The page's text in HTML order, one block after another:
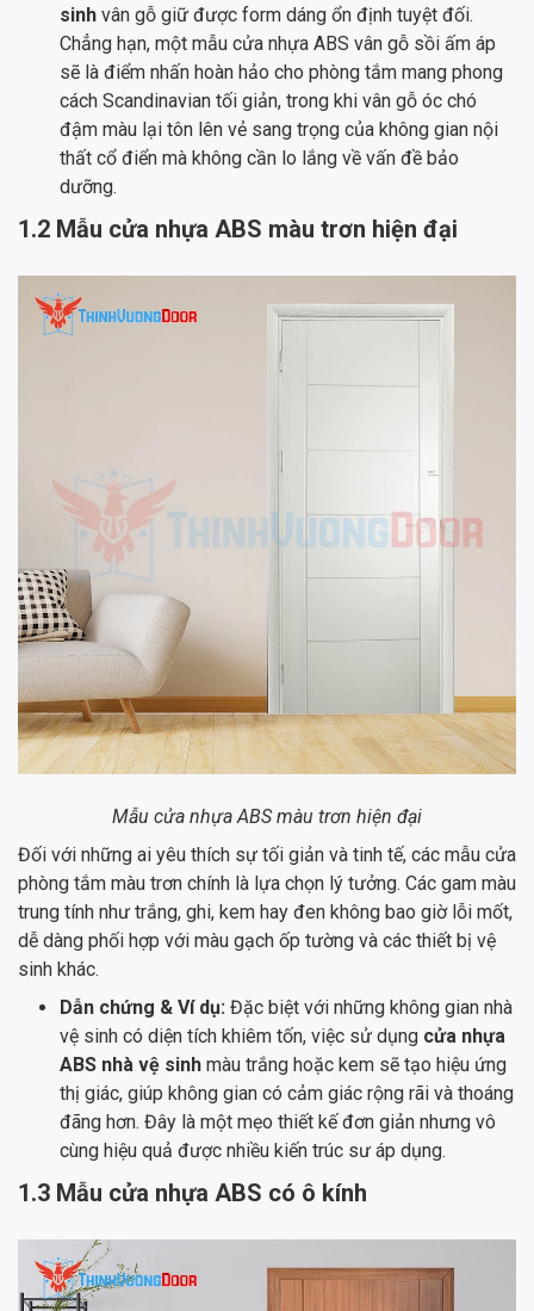
sinh vân gỗ giữ được form dáng ổn định tuyệt đối.
Chẳng hạn, một mẫu cửa nhựa ABS vân gỗ sồi ấm áp
sẽ là điểm nhấn hoàn hảo cho phòng tắm mang phong
cách Scandinavian tối giản, trong khi vân gỗ óc chó
đậm màu lại tôn lên vẻ sang trọng của không gian nội
thất cổ điển mà không cần lo lắng về vấn đề bảo
dưỡng.
1.2 Mẫu cửa nhựa ABS màu trơn hiện đại
Mẫu cửa nhựa ABS màu trơn hiện đại
Đối với những ai yêu thích sự tối giản và tinh tế, các mẫu cửa
phòng tắm màu trơn chính là lựa chọn lý tưởng. Các gam màu
trung tính như trắng, ghi, kem hay đen không bao giờ lỗi mốt,
dễ dàng phối hợp với màu gạch ốp tường và các thiết bị vệ
sinh khác.
Dẫn chứng & Ví dụ: Đặc biệt với những không gian nhà
vệ sinh có diện tích khiêm tốn, việc sử dụng cửa nhựa
ABS nhà vệ sinh màu trắng hoặc kem sẽ tạo hiệu ứng
thị giác, giúp không gian có cảm giác rộng rãi và thoáng
đãng hơn. Đây là một mẹo thiết kế đơn giản nhưng vô
cùng hiệu quả được nhiều kiến trúc sư áp dụng.
1.3 Mẫu cửa nhựa ABS có ô kính